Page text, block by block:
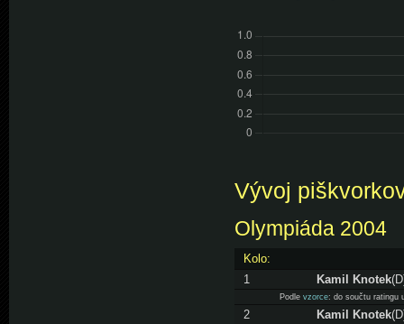
Vývoj
Olympiáda 2004
Kolo:
1
Kamil Knotek
Podle vzorce: do součtu ratingu
2 Kamil Knotek